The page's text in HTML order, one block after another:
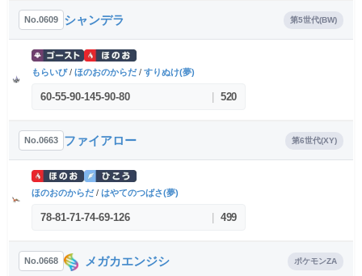
No.0609 シャンデラ 第5世代(BW)
もらいび/ ほのおのからだ / すりぬけ(夢)
60-55-90-145-90-80 520
No.0663 ファイアロー 第6世代(XY)
ほのおのからだ / はやてのつばさ(夢)
78-81-71-74-69-126 499
No.0668 メガカエンジシ ポケモンZA